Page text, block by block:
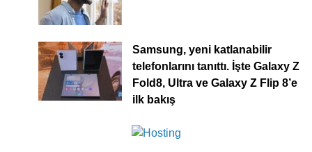
Samsung, yeni katlanabilir
telefonlarını tanıttı. İşte Galaxy Z
Fold8, Ultra ve Galaxy Z Flip 8’e
ilk bakış